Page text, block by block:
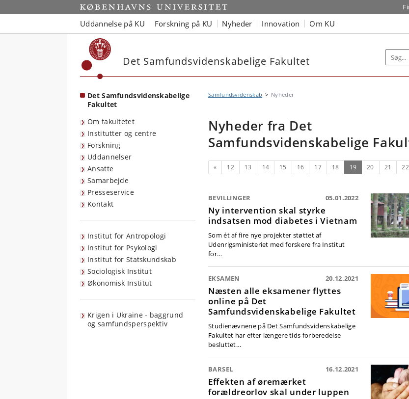
Start
Uddannelse på KU Forskning på KU Nyheder Innovation Om KU
Det Samfundsvidenskabelige Fakultet
Det Samfundsvidenskabelige
Fakultet
Om fakultetet
Institutter og centre
Forskning
Uddannelser
Ansatte
Samarbejde
Presseservice
Kontakt
Institut for Antropologi
Institut for Psykologi
Institut for Statskundskab
Sociologisk Institut
Økonomisk Institut
Krigen i Ukraine - baggrund
og samfundsperspektiv
Samfundsvidenskab Nyheder
Nyheder fra Det
Samfundsvidenskabelige
Forrige
« 12 13 14 15 16 17 18 19(nuværende)
20 21 22
BEVILLINGER 05.01.2022
Ny intervention skal styrke
indsatsen mod diabetes i Vietnam
Som ét af fire nye projekter støttet af
Udenrigsministeriet med forskere fra Institut
for…
EKSAMEN 20.12.2021
Næsten alle eksamener flyttes
online på Det
Samfundsvidenskabelige Fakultet
Studienævnene på Det Samfundsvidenskabelige
Fakultet har efter længere tids forberedelse
besluttet…
BARSEL 16.12.2021
Effekten af øremærket
forældreorlov skal under luppen